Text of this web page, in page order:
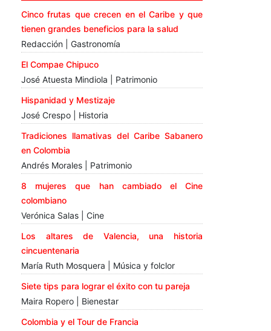
Cinco frutas que crecen en el Caribe y que
tienen grandes beneficios para la salud
Redacción | Gastronomía
El Compae Chipuco
José Atuesta Mindiola | Patrimonio
Hispanidad y Mestizaje
José Crespo | Historia
Tradiciones llamativas del Caribe Sabanero
en Colombia
Andrés Morales | Patrimonio
8 mujeres que han cambiado el Cine
colombiano
Verónica Salas | Cine
Los altares de Valencia, una historia
cincuentenaria
María Ruth Mosquera | Música y folclor
Siete tips para lograr el éxito con tu pareja
Maira Ropero | Bienestar
Colombia y el Tour de Francia